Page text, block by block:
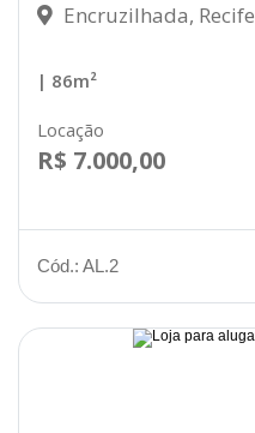
Encruzilhada, Recife
| 86m²
Locação
R$ 7.000,00
Cód.: AL.2